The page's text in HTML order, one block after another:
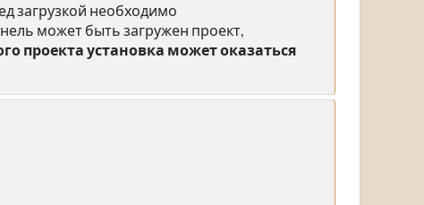
загрузкой необходимо
может быть загружен проект,
проекта установка может оказаться